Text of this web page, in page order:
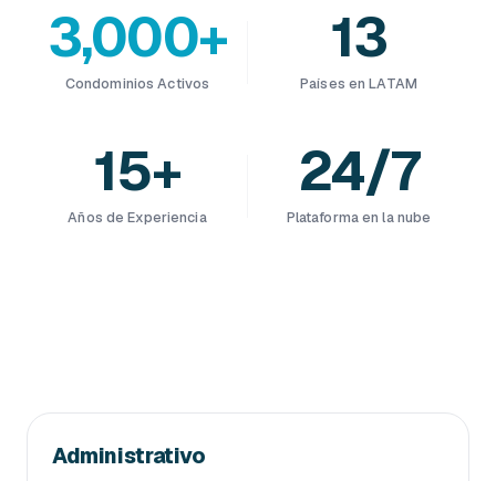
3,000+
Condominios Activos
13
Países en LATAM
15+
Años de Experiencia
24/7
Plataforma en la nube
Administrativo